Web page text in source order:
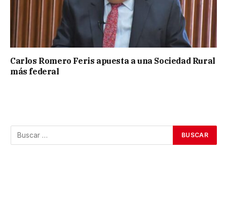
Carlos Romero Feris apuesta a una Sociedad Rural
más federal